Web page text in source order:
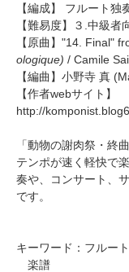
【編成】 フルート独
【難易度】３.中級者
【原曲】"14. Final"
ologique) / Camile
【編曲】 小野寺 真
【作者webサイト】
http://
「動物の謝肉祭・終
テンポが速く軽快で
奏や、コンサート、
です。
キーワード：フル
楽譜